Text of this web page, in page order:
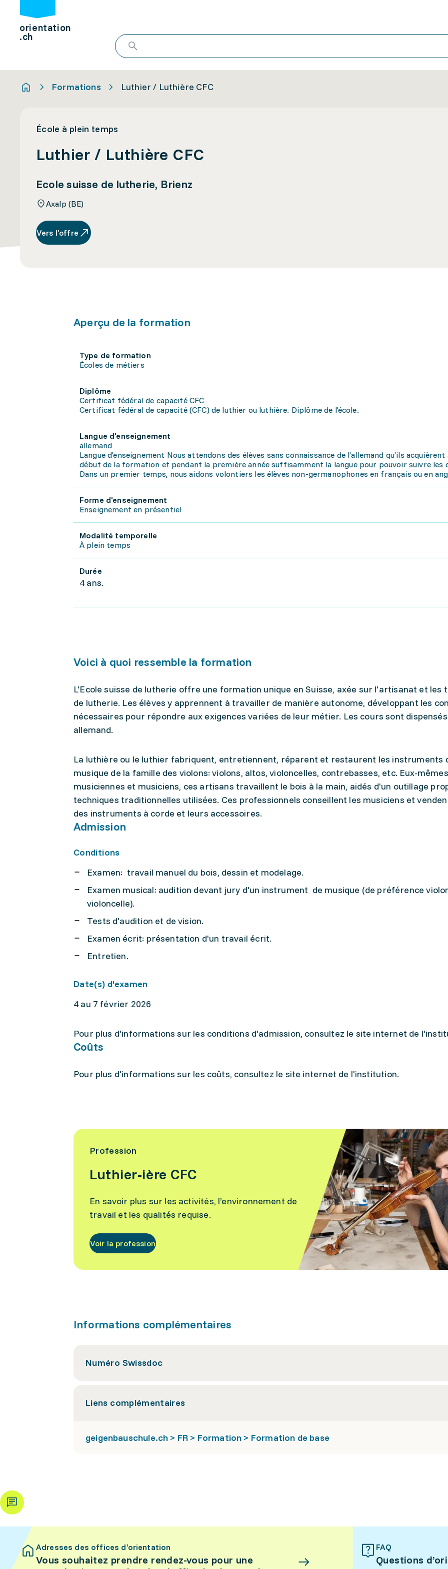
orientation
.ch
Formations Luthier / Luthière CFC
École à plein temps
Luthier / Luthière CFC
Ecole suisse de lutherie, Brienz
Axalp (BE)
Vers l’offre
Aperçu de la formation
Type de formation
Écoles de métiers
Diplôme
Certificat fédéral de capacité CFC
Certificat fédéral de capacité (CFC) de luthier ou luthière. Diplôme de l'école.
Langue d'enseignement
allemand
Langue d'enseignement Nous attendons des élèves sans connaissance de l’allemand qu’ils
début de la formation et pendant la première année suffisamment la langue pour pouvoir suivre les
Dans un premier temps, nous aidons volontiers les élèves non-germanophones en français ou en
Forme d'enseignement
Enseignement en présentiel
Modalité temporelle
À plein temps
Durée
4 ans.
Voici à quoi ressemble la formation
L'Ecole suisse de lutherie offre une formation unique en Suisse, axée sur l'artisanat et les
de lutherie. Les élèves y apprennent à travailler de manière autonome, développant les
nécessaires pour répondre aux exigences variées de leur métier. Les cours sont
allemand.
La luthière ou le luthier fabriquent, entretiennent, réparent et restaurent les instruments
musique de la famille des violons: violons, altos, violoncelles, contrebasses, etc. Eux-mêmes
musiciennes et musiciens, ces artisans travaillent le bois à la main, aidés d'un outillage
techniques traditionnelles utilisées. Ces professionnels conseillent les musiciens et
des instruments à corde et leurs accessoires.
Admission
Conditions
Examen: travail manuel du bois, dessin et modelage.
Examen musical: audition devant jury d'un instrument de musique (de préférence
violoncelle).
Tests d'audition et de vision.
Examen écrit: présentation d'un travail écrit.
Entretien.
Date(s) d'examen
4 au 7 février 2026
Pour plus d'informations sur les conditions d'admission, consultez le site internet de
Coûts
Pour plus d'informations sur les coûts, consultez le site internet de l'institution.
Profession
Luthier-ière CFC
En savoir plus sur les activités, l’environnement de
travail et les qualités requise.
Voir la profession
Informations complémentaires
Numéro Swissdoc
Liens complémentaires
geigenbauschule.ch > FR > Formation > Formation de base
Adresses des offices d’orientation
Vous souhaitez prendre rendez-vous pour une
FAQ
Questions